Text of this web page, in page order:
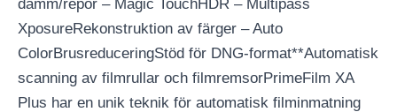
damm/repor – Magic TouchHDR – Multipass
XposureRekonstruktion av färger – Auto
ColorBrusreduceringStöd för DNG-format**Automatisk
scanning av filmrullar och filmremsorPrimeFilm XA
Plus har en unik teknik för automatisk filminmatning